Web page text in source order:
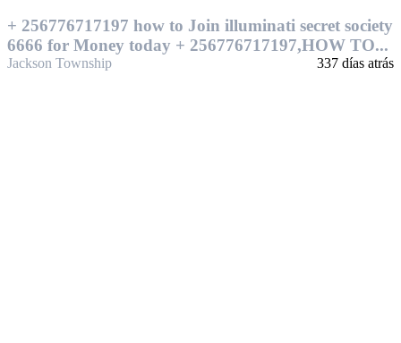
+ 256776717197 how to Join illuminati secret society
6666 for Money today + 256776717197,HOW TO...
Jackson Township 337 días atrás